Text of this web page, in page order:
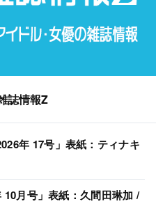
誌情報Z
年 17号」表紙：ティナキ
10月号」表紙：久間田琳加 /